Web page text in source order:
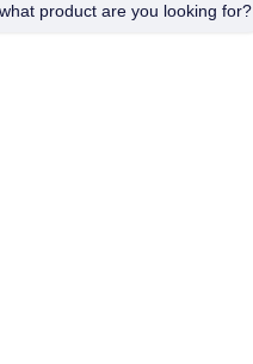
product are you looking for?